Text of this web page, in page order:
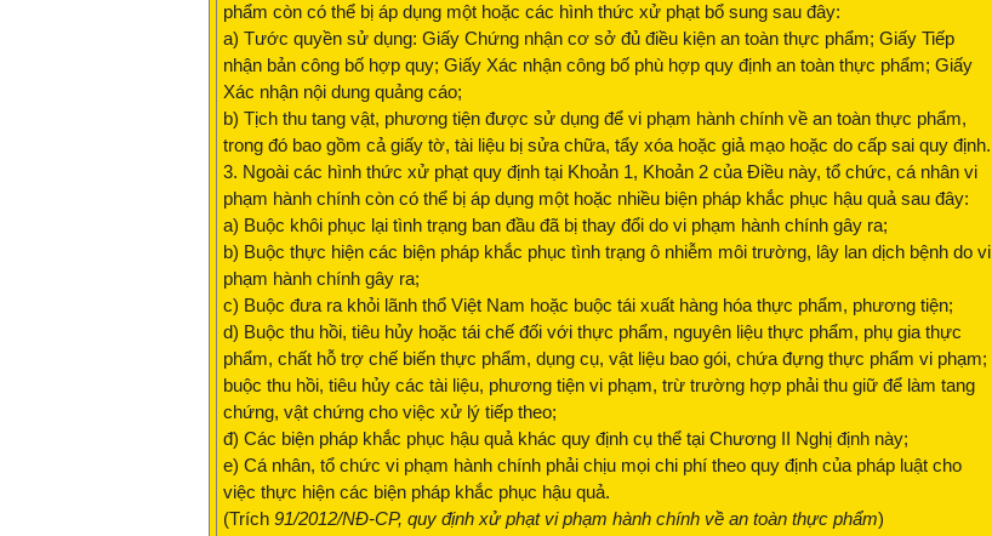
phẩm còn có thể bị áp dụng một hoặc các hình thức xử phạt bổ sung sau đây:
a) Tước quyền sử dụng: Giấy Chứng nhận cơ sở đủ điều kiện an toàn thực phẩm; Giấy Tiếp
nhận bản công bố hợp quy; Giấy Xác nhận công bố phù hợp quy định an toàn thực phẩm; Giấy
Xác nhận nội dung quảng cáo;
b) Tịch thu tang vật, phương tiện được sử dụng để vi phạm hành chính về an toàn thực phẩm,
trong đó bao gồm cả giấy tờ, tài liệu bị sửa chữa, tẩy xóa hoặc giả mạo hoặc do cấp sai quy định.
3. Ngoài các hình thức xử phạt quy định tại Khoản 1, Khoản 2 của Điều này, tổ chức, cá nhân vi
phạm hành chính còn có thể bị áp dụng một hoặc nhiều biện pháp khắc phục hậu quả sau đây:
a) Buộc khôi phục lại tình trạng ban đầu đã bị thay đổi do vi phạm hành chính gây ra;
b) Buộc thực hiện các biện pháp khắc phục tình trạng ô nhiễm môi trường, lây lan dịch bệnh do vi
phạm hành chính gây ra;
c) Buộc đưa ra khỏi lãnh thổ Việt Nam hoặc buộc tái xuất hàng hóa thực phẩm, phương tiện;
d) Buộc thu hồi, tiêu hủy hoặc tái chế đối với thực phẩm, nguyên liệu thực phẩm, phụ gia thực
phẩm, chất hỗ trợ chế biến thực phẩm, dụng cụ, vật liệu bao gói, chứa đựng thực phẩm vi phạm;
buộc thu hồi, tiêu hủy các tài liệu, phương tiện vi phạm, trừ trường hợp phải thu giữ để làm tang
chứng, vật chứng cho việc xử lý tiếp theo;
đ) Các biện pháp khắc phục hậu quả khác quy định cụ thể tại Chương II Nghị định này;
e) Cá nhân, tổ chức vi phạm hành chính phải chịu mọi chi phí theo quy định của pháp luật cho
việc thực hiện các biện pháp khắc phục hậu quả.
(Trích 91/2012/NĐ-CP, quy định xử phạt vi phạm hành chính về an toàn thực phẩm)